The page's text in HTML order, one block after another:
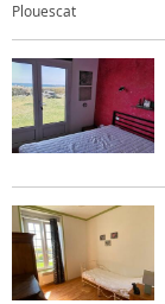
Plouescat